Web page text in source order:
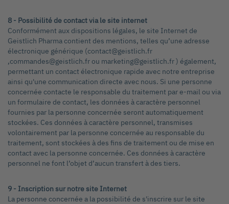
8 - Possibilité de contact via le site internet
Conformément aux dispositions légales, le site Internet de
Geistlich Pharma contient des mentions, telles qu’une adresse
électronique générique (contact@geistlich.fr
,commandes@geistlich.fr ou marketing@geistlich.fr ) également,
permettant un contact électronique rapide avec notre entreprise
ainsi qu'une communication directe avec nous. Si une personne
concernée contacte le responsable du traitement par e-mail ou via
un formulaire de contact, les données à caractère personnel
fournies par la personne concernée seront automatiquement
stockées. Ces données à caractère personnel, transmises
volontairement par la personne concernée au responsable du
traitement, sont stockées à des fins de traitement ou de mise en
contact avec la personne concernée. Ces données à caractère
personnel ne font l’objet d’aucun transfert à des tiers.
9 - Inscription sur notre site Internet
La personne concernée a la possibilité de s'inscrire sur le site